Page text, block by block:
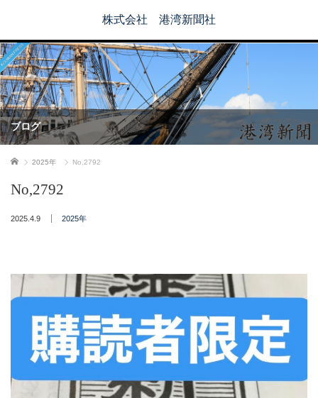
株式会社 港湾新聞社
ブログ
ホーム 2025年 No,2792
No,2792
2025.4.9 2025年